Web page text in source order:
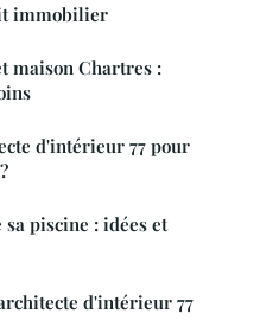
immobilier
maison Chartres :
d'intérieur 77 pour
piscine : idées et
d'intérieur 77